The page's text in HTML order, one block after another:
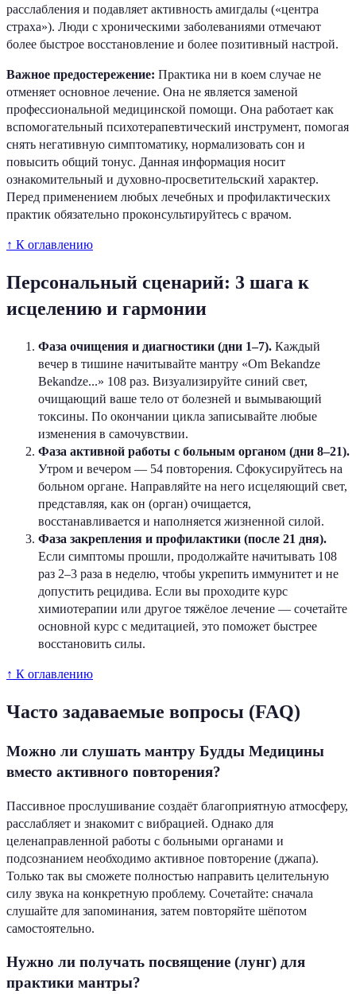
расслабления и подавляет активность амигдалы («центра
страха»). Люди с хроническими заболеваниями отмечают
более быстрое восстановление и более позитивный настрой.
Важное предостережение: Практика ни в коем случае не
отменяет основное лечение. Она не является заменой
профессиональной медицинской помощи. Она работает как
вспомогательный психотерапевтический инструмент, помогая
снять негативную симптоматику, нормализовать сон и
повысить общий тонус. Данная информация носит
ознакомительный и духовно-просветительский характер.
Перед применением любых лечебных и профилактических
практик обязательно проконсультируйтесь с врачом.
↑ К оглавлению
Персональный сценарий: 3 шага к
исцелению и гармонии
Фаза очищения и диагностики (дни 1–7). Каждый
вечер в тишине начитывайте мантру «Om Bekandze
Bekandze...» 108 раз. Визуализируйте синий свет,
очищающий ваше тело от болезней и вымывающий
токсины. По окончании цикла записывайте любые
изменения в самочувствии.
Фаза активной работы с больным органом (дни 8–21).
Утром и вечером — 54 повторения. Сфокусируйтесь на
больном органе. Направляйте на него исцеляющий свет,
представляя, как он (орган) очищается,
восстанавливается и наполняется жизненной силой.
Фаза закрепления и профилактики (после 21 дня).
Если симптомы прошли, продолжайте начитывать 108
раз 2–3 раза в неделю, чтобы укрепить иммунитет и не
допустить рецидива. Если вы проходите курс
химиотерапии или другое тяжёлое лечение — сочетайте
основной курс с медитацией, это поможет быстрее
восстановить силы.
↑ К оглавлению
Часто задаваемые вопросы (FAQ)
Можно ли слушать мантру Будды Медицины
вместо активного повторения?
Пассивное прослушивание создаёт благоприятную атмосферу,
расслабляет и знакомит с вибрацией. Однако для
целенаправленной работы с больными органами и
подсознанием необходимо активное повторение (джапа).
Только так вы сможете полностью направить целительную
силу звука на конкретную проблему. Сочетайте: сначала
слушайте для запоминания, затем повторяйте шёпотом
самостоятельно.
Нужно ли получать посвящение (лунг) для
практики мантры?